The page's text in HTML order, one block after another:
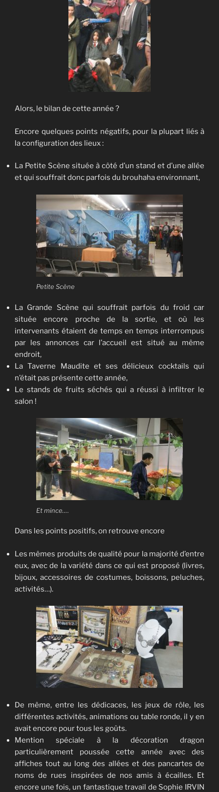
Alors, le bilan de cette année ?
Encore quelques points négatifs, pour la plupart liés à
la configuration des lieux :
La Petite Scène située à côté d’un stand et d’une allée
et qui souffrait donc parfois du brouhaha environnant,
Petite Scène
La Grande Scène qui souffrait parfois du froid car
située encore proche de la sortie, et où les
intervenants étaient de temps en temps interrompus
par les annonces car l’accueil est situé au même
endroit,
La Taverne Maudite et ses délicieux cocktails qui
n’était pas présente cette année,
Le stands de fruits séchés qui a réussi à infiltrer le
salon !
Et mince….
Dans les points positifs, on retrouve encore
Les mêmes produits de qualité pour la majorité d’entre
eux, avec de la variété dans ce qui est proposé (livres,
bijoux, accessoires de costumes, boissons, peluches,
activités…).
De même, entre les dédicaces, les jeux de rôle, les
différentes activités, animations ou table ronde, il y en
avait encore pour tous les goûts.
Mention spéciale à la décoration dragon
particulièrement poussée cette année avec des
affiches tout au long des allées et des pancartes de
noms de rues inspirées de nos amis à écailles. Et
encore une fois, un fantastique travail de Sophie IRVIN